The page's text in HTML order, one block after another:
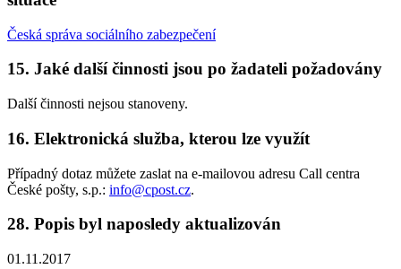
Česká správa sociálního zabezpečení
15. Jaké další činnosti jsou po žadateli požadovány
Další činnosti nejsou stanoveny.
16. Elektronická služba, kterou lze využít
Případný dotaz můžete zaslat na e-mailovou adresu Call centra
České pošty, s.p.: info@cpost.cz.
28. Popis byl naposledy aktualizován
01.11.2017